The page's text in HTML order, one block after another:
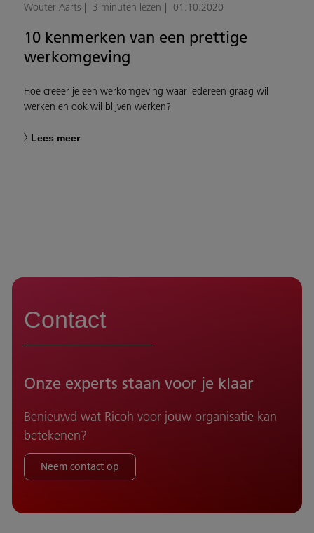
Wouter Aarts 3 minuten lezen 01.10.2020
10 kenmerken van een prettige
werkomgeving
Hoe creëer je een werkomgeving waar iedereen graag wil
werken en ook wil blijven werken?
Lees meer
Contact
Onze experts staan voor je klaar
Benieuwd wat Ricoh voor jouw organisatie kan
betekenen?
Neem contact op